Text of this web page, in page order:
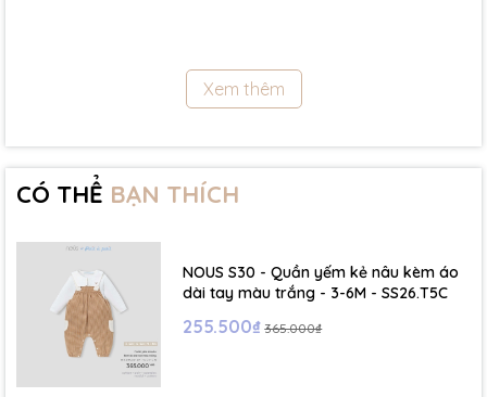
- Size 18 - 24m:( Viết tắt: 18M) chiều cao: 86cm ~ cân nặng: 11.5 -
15Kg
17Kg
- Size 4 - 5Y: ( Viết tắt: 4Y) chiều cao: 107 - 114cm ~ cân nặng: 17
- Size 5 - 6Y: ( Viết tắt: 5Y) chiều cao: 114 - 122cm ~ cân nặng: 19
Xem thêm
CÓ THỂ BẠN THÍCH
NOUS S30 - Quần yếm kẻ nâu kèm áo
dài tay màu trắng - 3-6M - SS26.T5C
255.500₫ 365.000₫